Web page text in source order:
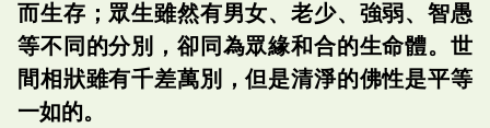
而生存；眾生雖然有男女、老少、強弱、智愚
等不同的分別，卻同為眾緣和合的生命體。世
間相狀雖有千差萬別，但是清淨的佛性是平等
一如的。